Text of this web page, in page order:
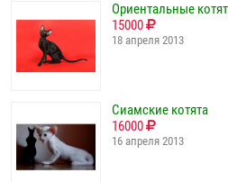
Ориентальные
15000
18 апреля 2013
Сиамские котята
16000
16 апреля 2013